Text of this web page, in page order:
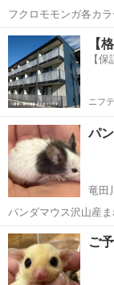
フクロモモンガ各カラー(居
りますのでまずはお問い合
可能です！！ 期間限
いたします🙇‍♀️
奈良 生駒郡
【
【
ニフ
パ
竜田
パンダマウス沢山産まれております
さらに小さくとって
お迎えしてみてはいかがですか？☺️ 沢山
です☺️ お問い合わせお
奈良 生駒郡
ご